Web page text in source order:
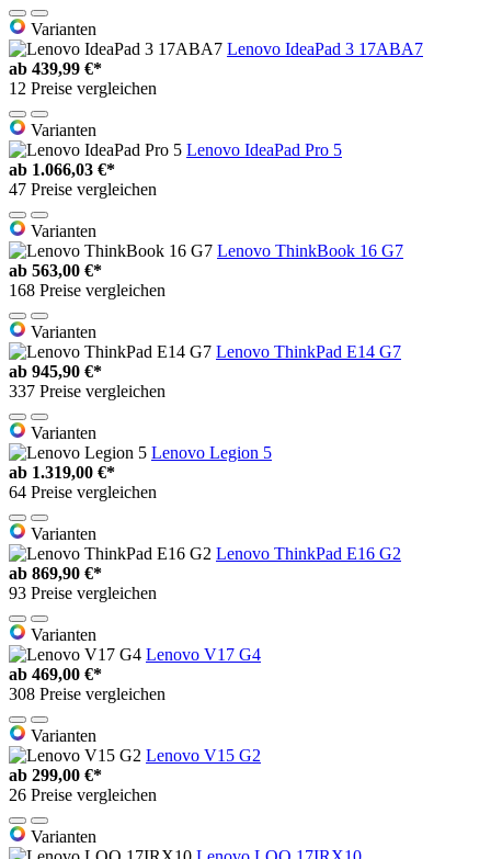
Varianten
Lenovo IdeaPad 3 17ABA7
ab 439,99 €*
12 Preise vergleichen
Varianten
Lenovo IdeaPad Pro 5
ab 1.066,03 €*
47 Preise vergleichen
Varianten
Lenovo ThinkBook 16 G7
ab 563,00 €*
168 Preise vergleichen
Varianten
Lenovo ThinkPad E14 G7
ab 945,90 €*
337 Preise vergleichen
Varianten
Lenovo Legion 5
ab 1.319,00 €*
64 Preise vergleichen
Varianten
Lenovo ThinkPad E16 G2
ab 869,90 €*
93 Preise vergleichen
Varianten
Lenovo V17 G4
ab 469,00 €*
308 Preise vergleichen
Varianten
Lenovo V15 G2
ab 299,00 €*
26 Preise vergleichen
Varianten